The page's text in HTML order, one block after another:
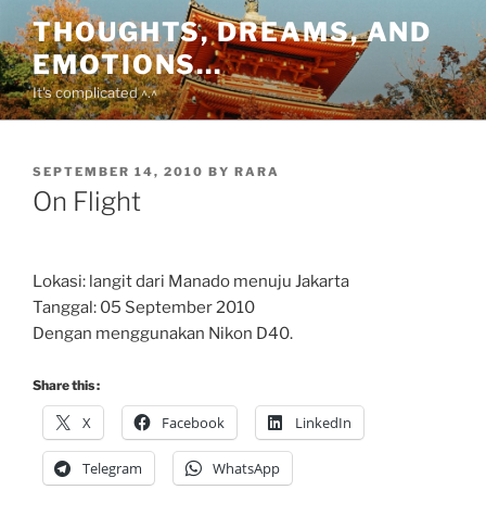
Skip
to
content
THOUGHTS, DREAMS, AND
EMOTIONS…
It's complicated ^.^
POSTED
ON
SEPTEMBER 14, 2010 BY RARA
On Flight
Lokasi: langit dari Manado menuju Jakarta
Tanggal: 05 September 2010
Dengan menggunakan Nikon D40.
Share this :
X Facebook LinkedIn
Telegram WhatsApp